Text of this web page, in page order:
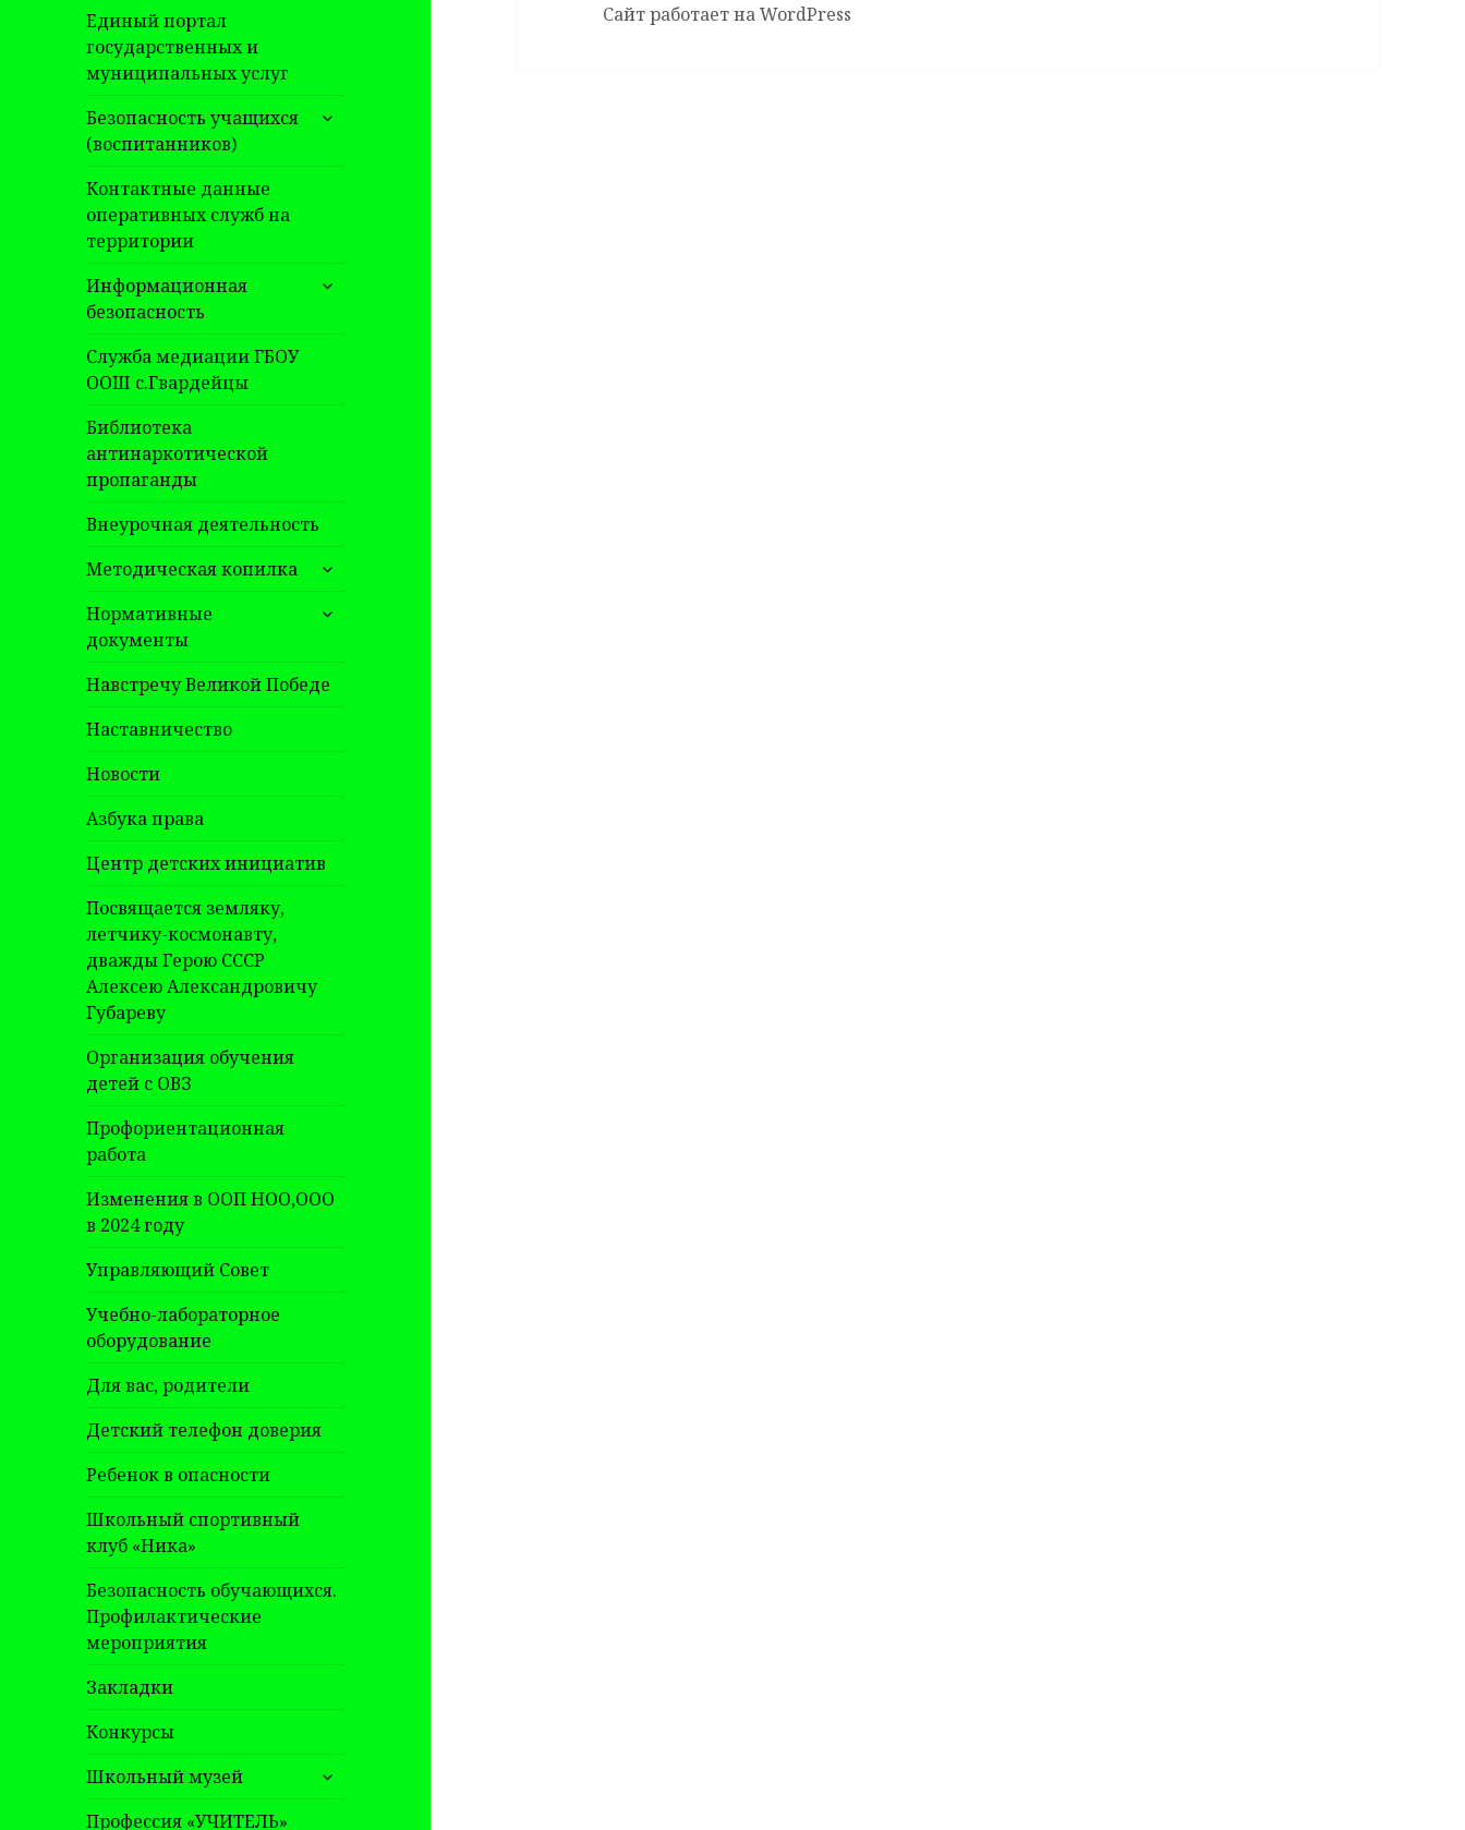
Единый портал
государственных и
муниципальных услуг
Безопасность учащихся
(воспитанников)
раскрыть
Контактные данные
оперативных служб на
территории
Информационная
безопасность
раскрыть
Служба медиации ГБОУ
ООШ с.Гвардейцы
Библиотека
антинаркотической
пропаганды
Внеурочная деятельность
Методическая копилка
раскрыть
дочернее
меню
Нормативные
документы
раскрыть
Навстречу Великой Победе
Наставничество
Новости
Азбука права
Центр детских инициатив
Посвящается земляку,
летчику-космонавту,
дважды Герою СССР
Алексею Александровичу
Губареву
Организация обучения
детей с ОВЗ
Профориентационная
работа
Изменения в ООП НОО,ООО
в 2024 году
Управляющий Совет
Учебно-лабораторное
оборудование
Для вас, родители
Детский телефон доверия
Ребенок в опасности
Школьный спортивный
клуб «Ника»
Безопасность обучающихся.
Профилактические
мероприятия
Закладки
Конкурсы
Школьный музей
раскрыть
дочернее
Профессия «УЧИТЕЛЬ»
Сайт работает на WordPress